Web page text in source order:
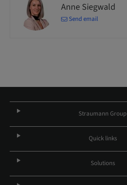
Anne Siegwald
Send email
Straumann Group
Quick links
Solutions